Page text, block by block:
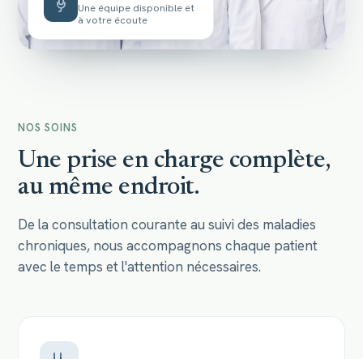
Une équipe disponible et
à votre écoute
NOS SOINS
Une prise en charge complète,
au même endroit.
De la consultation courante au suivi des maladies
chroniques, nous accompagnons chaque patient
avec le temps et l'attention nécessaires.